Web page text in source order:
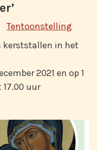
Tentoonstelling
kerststallen in het
2021 en op 1
uur